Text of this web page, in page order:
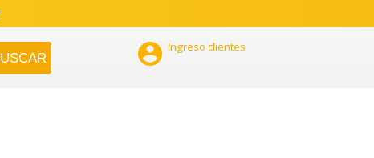
 Ingreso clientes